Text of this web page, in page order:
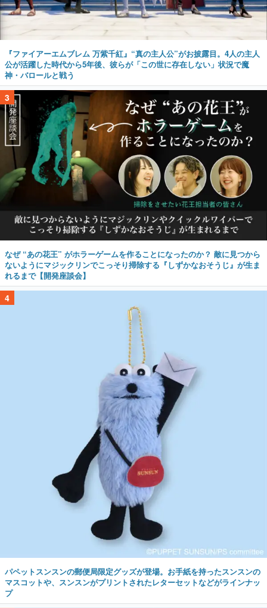
『ファイアーエムブレム 万紫千紅』“真の主人公”がお披露目。4人の主人
公が活躍した時代から5年後、彼らが「この世に存在しない」状況で魔
神・バロールと戦う
3
なぜ “あの花王” がホラーゲームを作ることになったのか？ 敵に見つから
ないようにマジックリンでこっそり掃除する『しずかなおそうじ』が生ま
れるまで【開発座談会】
4
パペットスンスンの郵便局限定グッズが登場。お手紙を持ったスンスンの
マスコットや、スンスンがプリントされたレターセットなどがラインナッ
プ